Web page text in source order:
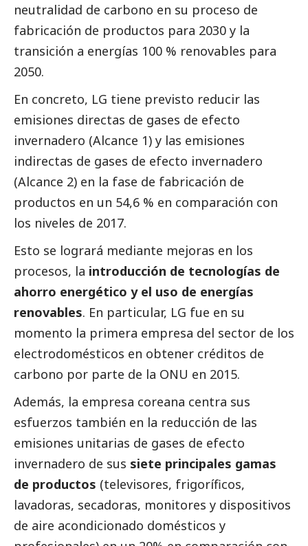
neutralidad de carbono en su proceso de
fabricación de productos para 2030 y la
transición a energías 100 % renovables para
2050.
En concreto, LG tiene previsto reducir las
emisiones directas de gases de efecto
invernadero (Alcance 1) y las emisiones
indirectas de gases de efecto invernadero
(Alcance 2) en la fase de fabricación de
productos en un 54,6 % en comparación con
los niveles de 2017.
Esto se logrará mediante mejoras en los
procesos, la introducción de tecnologías de
ahorro energético y el uso de energías
renovables. En particular, LG fue en su
momento la primera empresa del sector de los
electrodomésticos en obtener créditos de
carbono por parte de la ONU en 2015.
Además, la empresa coreana centra sus
esfuerzos también en la reducción de las
emisiones unitarias de gases de efecto
invernadero de sus siete principales gamas
de productos (televisores, frigoríficos,
lavadoras, secadoras, monitores y dispositivos
de aire acondicionado domésticos y